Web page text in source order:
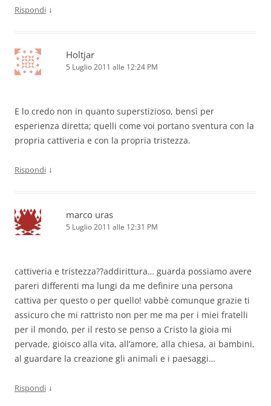
Rispondi ↓
Holtjar
5 Luglio 2011 alle 12:24 PM
E lo credo non in quanto superstizioso, bensì per
esperienza diretta; quelli come voi portano sventura con la
propria cattiveria e con la propria tristezza.
Rispondi ↓
marco uras
5 Luglio 2011 alle 12:31 PM
cattiveria e tristezza??addirittura… guarda possiamo avere
pareri differenti ma lungi da me definire una persona
cattiva per questo o per quello! vabbè comunque grazie ti
assicuro che mi rattristo non per me ma per i miei fratelli
per il mondo, per il resto se penso a Cristo la gioia mi
pervade, gioisco alla vita, all’amore, alla chiesa, ai bambini,
al guardare la creazione gli animali e i paesaggi…
Rispondi ↓